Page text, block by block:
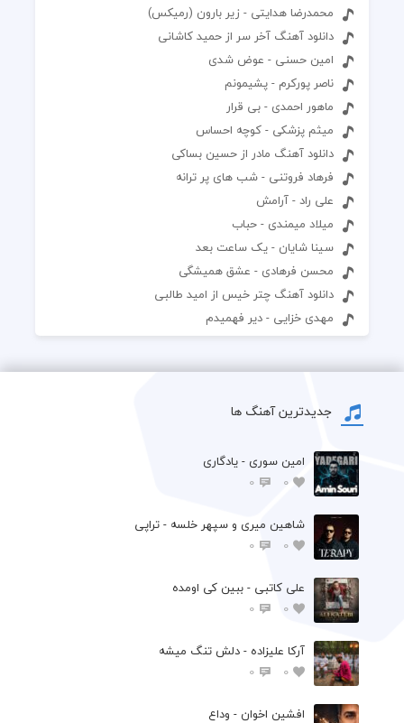
محمدرضا هدایتی - زیر بارون (رمیکس)
دانلود آهنگ آخر سر از حمید کاشانی
امین حسنی - عوض شدی
ناصر پورکرم - پشیمونم
ماهور احمدی - بی قرار
میثم پزشکی - کوچه احساس
دانلود آهنگ مادر از حسین بساکی
فرهاد فروتنی - شب های پر ترانه
علی راد - آرامش
میلاد میمندی - حباب
سینا شایان - یک ساعت بعد
محسن فرهادی - عشق همیشگی
دانلود آهنگ چتر خیس از امید طالبی
مهدی خزایی - دیر فهمیدم
جدیدترین آهنگ ها
امین سوری - یادگاری
0
0
شاهین میری و سپهر خلسه - تراپی
0
0
علی کاتبی - ببین کی اومده
0
0
آرکا علیزاده - دلش تنگ میشه
0
0
افشين اخوان - وداع